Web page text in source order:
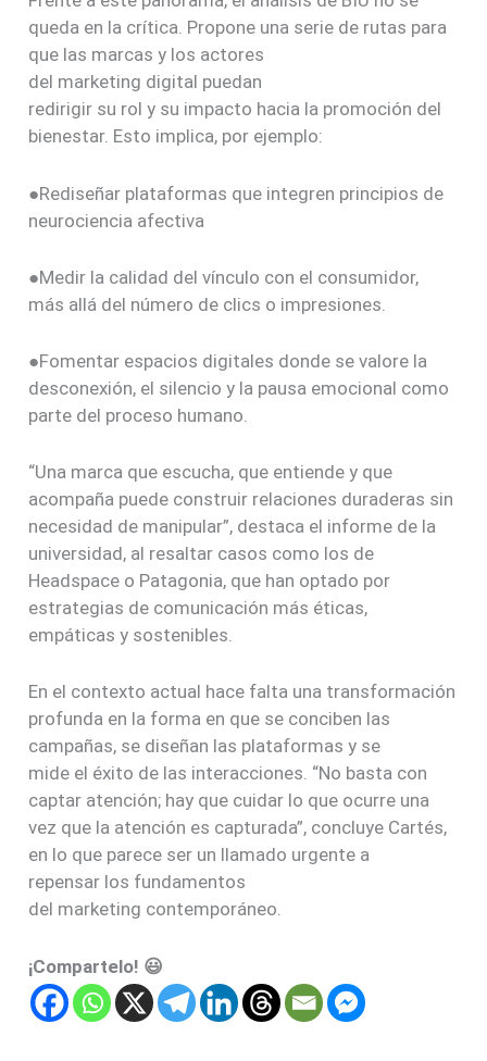
queda en la crítica. Propone una serie de rutas para
que las marcas y los actores
del marketing digital puedan
redirigir su rol y su impacto hacia la promoción del
bienestar. Esto implica, por ejemplo:
●Rediseñar plataformas que integren principios de
neurociencia afectiva
●Medir la calidad del vínculo con el consumidor,
más allá del número de clics o impresiones.
●Fomentar espacios digitales donde se valore la
desconexión, el silencio y la pausa emocional como
parte del proceso humano.
“Una marca que escucha, que entiende y que
acompaña puede construir relaciones duraderas sin
necesidad de manipular”, destaca el informe de la
universidad, al resaltar casos como los de
Headspace o Patagonia, que han optado por
estrategias de comunicación más éticas,
empáticas y sostenibles.
En el contexto actual hace falta una transformación
profunda en la forma en que se conciben las
campañas, se diseñan las plataformas y se
mide el éxito de las interacciones. “No basta con
captar atención; hay que cuidar lo que ocurre una
vez que la atención es capturada”, concluye Cartés,
en lo que parece ser un llamado urgente a
repensar los fundamentos
del marketing contemporáneo.
¡Compartelo! 😃